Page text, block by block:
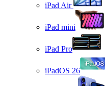
iPad Air
iPad mini
iPad Pro
iPadOS 26